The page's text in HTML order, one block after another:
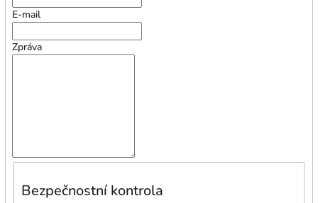
E-mail
Zpráva
Bezpečnostní kontrola